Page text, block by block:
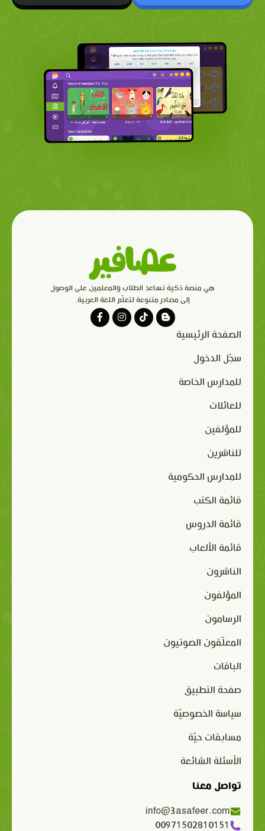
هي منصة ذكية تساعد الطلاب والمعلمين على الوصول
إلى مصادر متنوعة لتعلّم اللغة العربية.
الصفحة الرئيسية
سجّل الدخول
للمدارس الخاصة
للعائلات
للمؤلفين
للناشرين
للمدارس الحكومية
قائمة الكتب
قائمة الدروس
قائمة الألعاب
الناشرون
المؤلفون
الرسامون
المعلّقون الصوتيون
الباقات
صفحة التطبيق
سياسة الخصوصيّة
مسابقات حيّة
الأسئلة الشائعة
تواصل معنا
info@3asafeer.com
00971502810151